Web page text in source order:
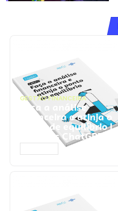
GESTÃO FINANCEIRA
Faça a análise
financeira e atinja o
ponto de equilíbrio |
Prompts ChatGPT